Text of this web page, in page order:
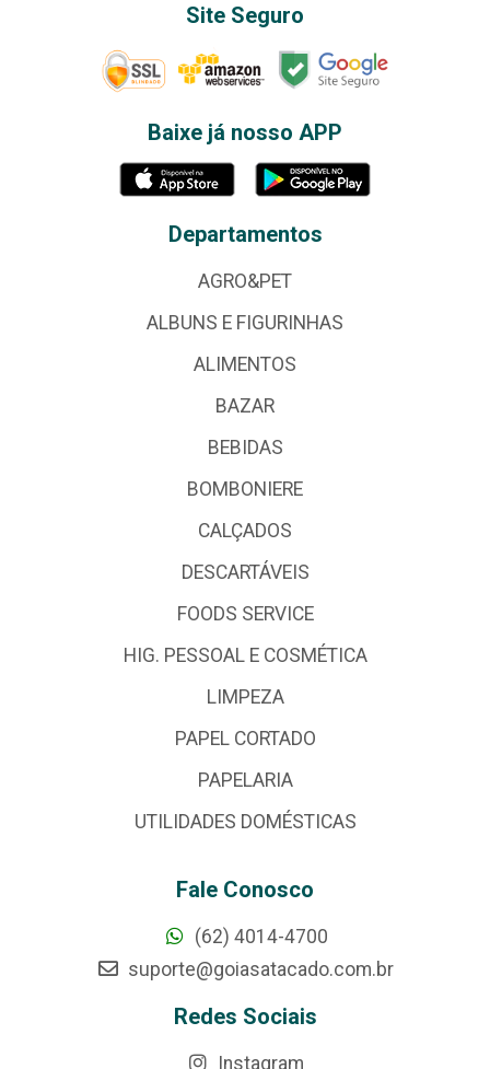
Site Seguro
Baixe já nosso APP
Departamentos
AGRO&PET
ALBUNS E FIGURINHAS
ALIMENTOS
BAZAR
BEBIDAS
BOMBONIERE
CALÇADOS
DESCARTÁVEIS
FOODS SERVICE
HIG. PESSOAL E COSMÉTICA
LIMPEZA
PAPEL CORTADO
PAPELARIA
UTILIDADES DOMÉSTICAS
Fale Conosco
(62) 4014-4700
suporte@goiasatacado.com.br
Redes Sociais
Instagram